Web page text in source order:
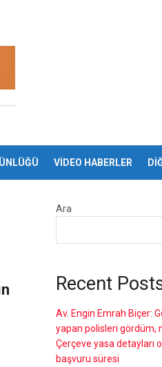
VİDEO HABERLER
Ara
Recent
Av. Engin Emrah Biçer:
yapan polisleri gördüm,
Çerçeve yasa detayları
başvuru süresi